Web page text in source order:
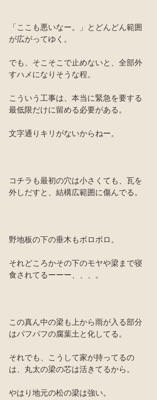
「ここも悪いなー。」とどんどん範囲
が広がってゆく。
でも、そこそこで止めないと、全部外
すハメになりそうな程。
こういう工事は、本当に緊急を要する
最低限だけに留める必要がある。
文字通りキリがないからねー。
コチラも最初の穴は小さくても、瓦を
外しだすと、結構広範囲に傷んでる。
野地板の下の垂木もボロボロ。
それどころかその下のモヤや梁まで寝
食されてるーーー、、、。
この真ん中の梁も上から雨が入る部分
はパフパフの腐葉土と化してる。
それでも、こうして家が持ってるの
は、丸太の梁の芯は活きてるから。
やはり地元の松の梁は強い。